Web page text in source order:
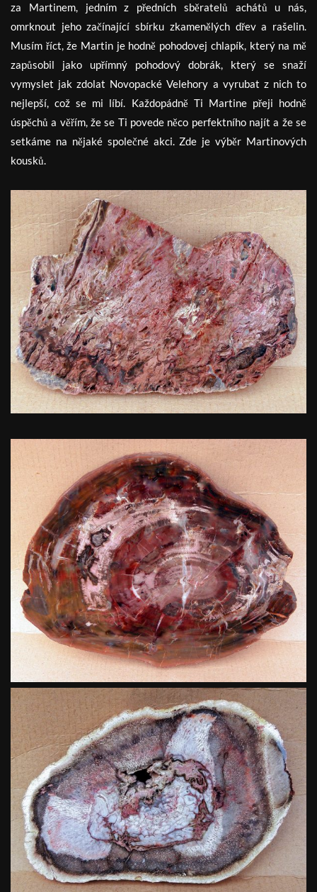
za Martinem, jedním z předních sběratelů achátů u nás,
omrknout jeho začínající sbírku zkamenělých dřev a rašelin.
Musím říct, že Martin je hodně pohodovej chlapík, který na mě
zapůsobil jako upřímný pohodový dobrák, který se snaží
vymyslet jak zdolat Novopacké Velehory a vyrubat z nich to
nejlepší, což se mi líbí. Každopádně Ti Martine přeji hodně
úspěchů a věřím, že se Ti povede něco perfektního najít a že se
setkáme na nějaké společné akci. Zde je výběr Martinových
kousků.